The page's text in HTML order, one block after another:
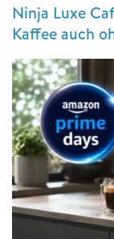
Ninja Luxe
Kaffee auch